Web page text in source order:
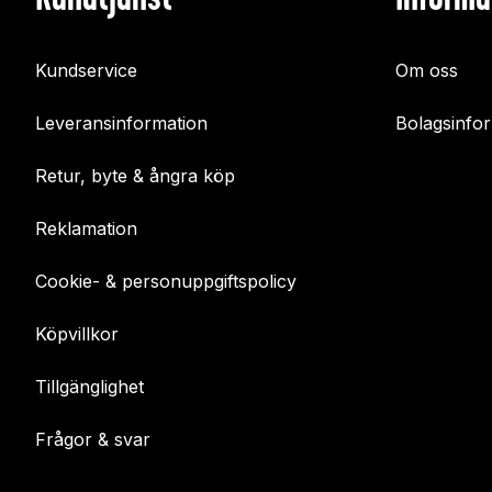
Kundservice
Leveransinformation
Retur, byte & ångra köp
Reklamation
Cookie- & personuppgiftspolicy
Köpvillkor
Tillgänglighet
Frågor & svar
Om oss